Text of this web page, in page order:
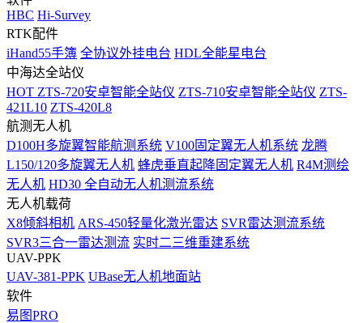
HBC Hi-Survey
RTK配件
iHand55手簿 全协议外挂电台 HDL全能星电台
中海达全站仪
HOT ZTS-720安卓智能全站仪 ZTS-710安卓智能全站仪 ZTS-
421L10 ZTS-420L8
航测无人机
D100H多旋翼智能航测系统 V100固定翼无人机系统 龙腾
L150/120多旋翼无人机 蜂虎垂直起降固定翼无人机 R4M测绘
无人机 HD30 全自动无人机测流系统
无人机载荷
X8倾斜相机 ARS-450轻量化激光雷达 SVR雷达测流系统
SVR3三合一雷达测流 实时二三维重建系统
UAV-PPK
UAV-381-PPK UBase无人机地面站
软件
易图PRO